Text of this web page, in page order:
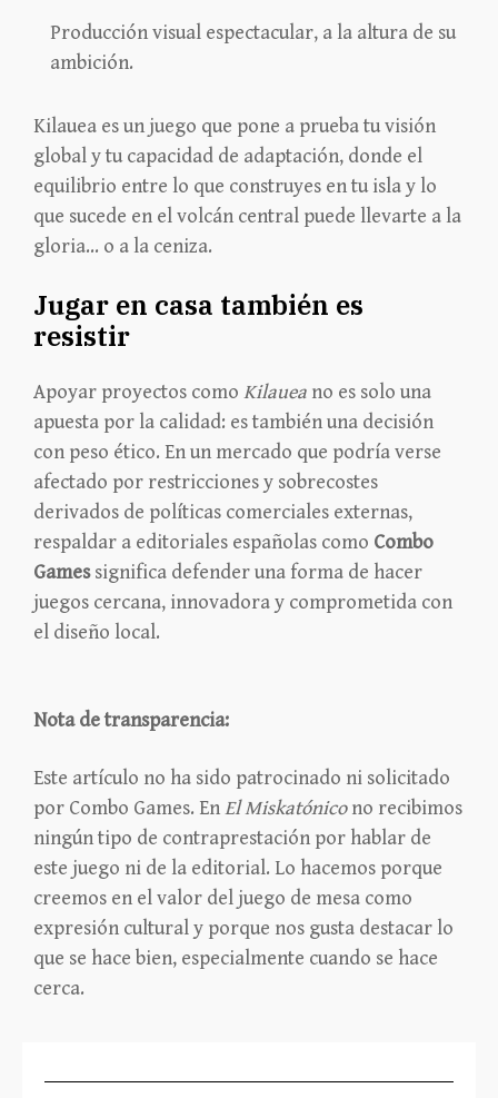
Producción visual espectacular, a la altura de su
ambición.
Kilauea es un juego que pone a prueba tu visión
global y tu capacidad de adaptación, donde el
equilibrio entre lo que construyes en tu isla y lo
que sucede en el volcán central puede llevarte a la
gloria… o a la ceniza.
Jugar en casa también es
resistir
Apoyar proyectos como Kilauea no es solo una
apuesta por la calidad: es también una decisión
con peso ético. En un mercado que podría verse
afectado por restricciones y sobrecostes
derivados de políticas comerciales externas,
respaldar a editoriales españolas como Combo
Gamessignifica defender una forma de hacer
juegos cercana, innovadora y comprometida con
el diseño local.
Nota de transparencia:
Este artículo no ha sido patrocinado ni solicitado
por Combo Games. EnEl Miskatónicono recibimos
ningún tipo de contraprestación por hablar de
este juego ni de la editorial. Lo hacemos porque
creemos en el valor del juego de mesa como
expresión cultural y porque nos gusta destacar lo
que se hace bien, especialmente cuando se hace
cerca.